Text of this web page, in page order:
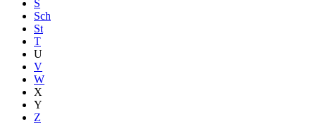
S
Sch
St
T
U
V
W
X
Y
Z